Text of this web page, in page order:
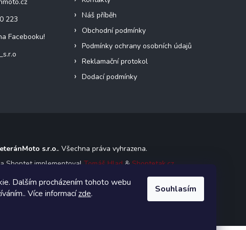
Dalším procházením tohoto webu
Více informacízde. Souhlasím
223
Facebooku!
Náš příběh
Obchodní podmínky
Podmínky ochrany osobních údajů
Reklamační protokol
Dodací podmínky
s.r.o.. Všechna práva vyhrazena.
Shoptet implementoval Tomáš Hlad & Shoptetak.cz.
Vytvořil Shoptet